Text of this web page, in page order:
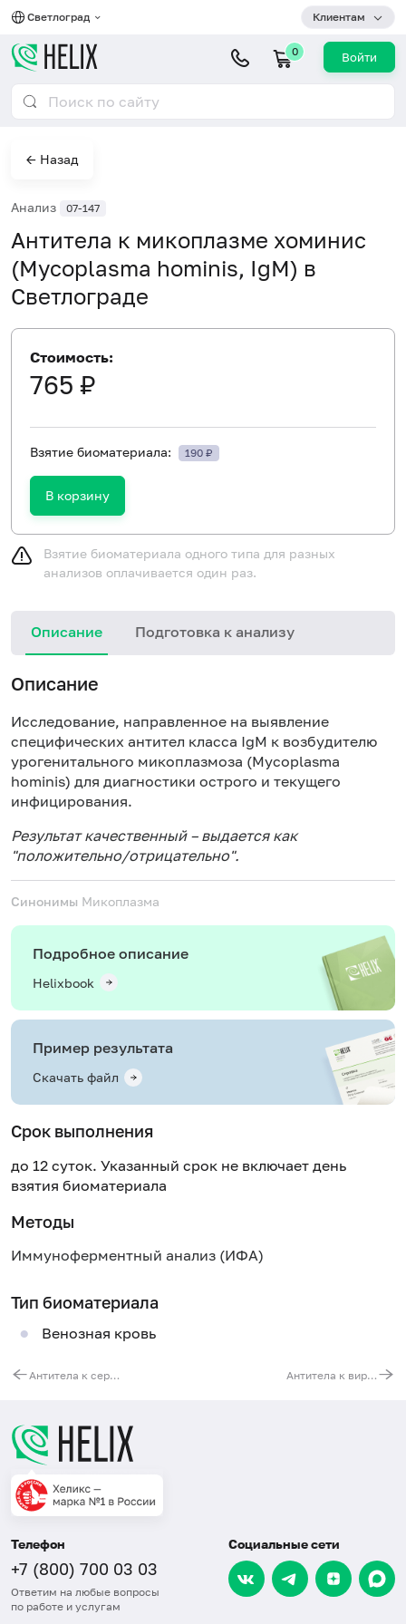
Светлоград Клиентам
0 Войти
← Назад
Анализ 07-147
Антитела к микоплазме хоминис
(Mycoplasma hominis, IgM) в
Светлограде
Стоимость:
765 ₽
Взятие биоматериала: 190 ₽
В корзину
Взятие биоматериала одного типа для разных
анализов оплачивается один раз.
Описание Подготовка к анализу
Описание
Исследование, направленное на выявление
специфических антител класса IgM к возбудителю
урогенитального микоплазмоза (Mycoplasma
hominis) для диагностики острого и текущего
инфицирования.
Результат качественный – выдается как
"положительно/отрицательно".
Синонимы Микоплазма
Подробное описание
Helixbook
Пример результата
Скачать файл
Срок выполнения
до 12 суток. Указанный срок не включает день
взятия биоматериала
Методы
Иммуноферментный анализ (ИФА)
Тип биоматериала
Венозная кровь
Антитела к серотипам O:3 и O:9 иерсинии кишечной (Yersinia enterocolitica), РНГА Антитела к вирусу гепатита D (anti-HDV, IgM)
Телефон
+7 (800) 700 03 03
Ответим на любые вопросы
по работе и услугам
Социальные сети